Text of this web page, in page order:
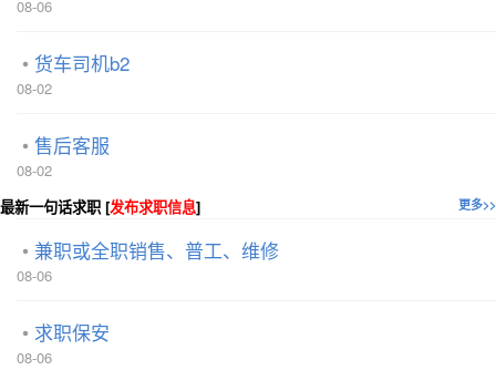
08-06
货车司机b2
08-02
售后客服
08-02
更多>>
最新一句话求职 [发布求职信息]
兼职或全职销售、普工、维修
08-06
求职保安
08-06